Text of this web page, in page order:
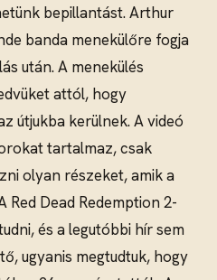
bepillantást. Arthur
banda menekülőre fogja
után. A menekülés
attól, hogy
útjukba kerülnek. A videó
tartalmaz, csak
olyan részeket, amik a
Dead Redemption 2-
és a legutóbbi hír sem
ugyanis megtudtuk, hogy